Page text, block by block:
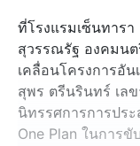
ที่โรงแรมเซ็นทาร
สุวรรณรัฐ องคมน
เคลื่อนโครงการอั
สุพร ตรีนรินทร์ เล
นิทรรศการการปร
One Plan ในการขั